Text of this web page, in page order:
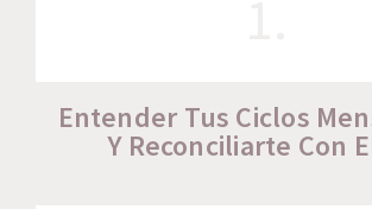
Entender Tus Ciclos
Y Reconciliarte Con